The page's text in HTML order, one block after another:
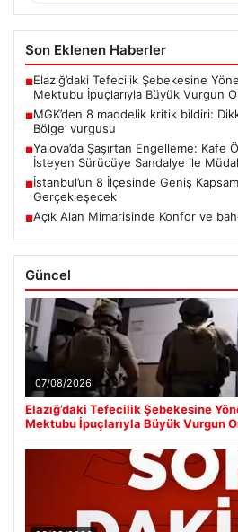
Son Eklenen Haberler
■Elazığ’daki Tefecilik Şebekesine
Mektubu İpuçlarıyla Büyük Vurgun
■MGK’den 8 maddelik kritik bildiri:
Bölge’ vurgusu
■Yalova’da Şaşırtan Engelleme: Kafe
İsteyen Sürücüye Sandalye ile
■İstanbul’un 8 İlçesinde Geniş
Gerçekleşecek
■Açık Alan Mimarisinde Konfor ve
Güncel
07/08/2026
Elazığ’daki Tefecilik Şebekesine
Mektubu İpuçlarıyla Büyük Vurgun